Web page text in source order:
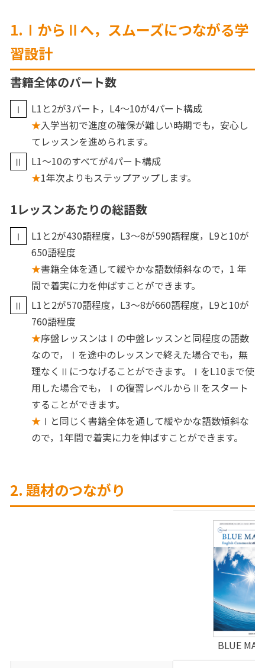
1.ⅠからⅡへ，スムーズにつながる学
習設計
書籍全体のパート数
L1と2が3パート，L4～10が4パート構成
★入学当初で進度の確保が難しい時期でも，安心し
てレッスンを進められます。
L1～10のすべてが4パート構成
★1年次よりもステップアップします。
1レッスンあたりの総語数
L1と2が430語程度，L3～8が590語程度，L9と10が
650語程度
★書籍全体を通して緩やかな語数傾斜なので，1 年
間で着実に力を伸ばすことができます。
L1と2が570語程度，L3～8が660語程度，L9と10が
760語程度
★序盤レッスンはⅠの中盤レッスンと同程度の語数
なので，Ⅰを途中のレッスンで終えた場合でも，無
理なくⅡにつなげることができます。ⅠをL10まで使
用した場合でも，Ⅰの復習レベルからⅡをスタート
することができます。
★ Ⅰと同じく書籍全体を通して緩やかな語数傾斜な
ので，1年間で着実に力を伸ばすことができます。
2. 題材のつながり
BLUE